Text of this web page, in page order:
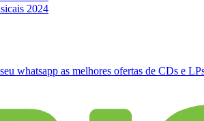
2024
whatsapp as melhores ofertas de CDs e